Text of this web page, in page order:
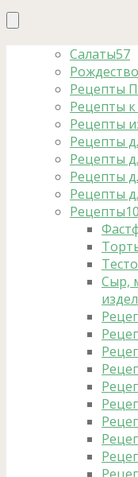
Салаты57
Рождество
Рецепты
Рецепты
Рецепты
Рецепты
Рецепты
Рецепты
Рецепты
Рецепты
Тесто
Сыр,